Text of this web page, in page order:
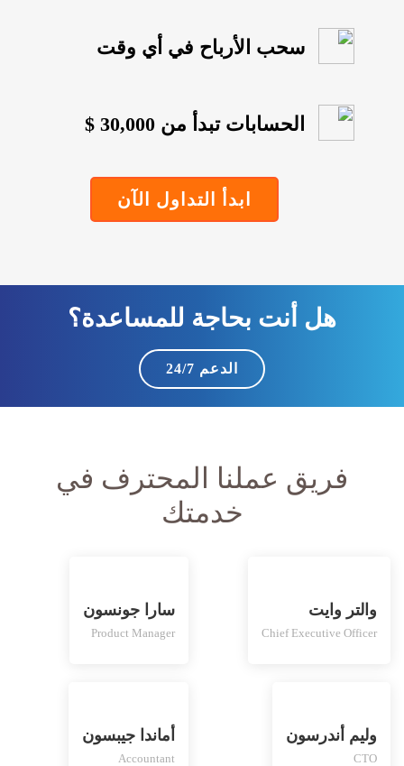
سحب الأرباح في أي وقت
الحسابات تبدأ من 30,000 $
ابدأ التداول الآن
هل أنت بحاجة للمساعدة؟
الدعم 24/7
فريق عملنا المحترف في
خدمتك
والتر وايت
Chief Executive Officer
سارا جونسون
Product Manager
وليم أندرسون
CTO
أماندا جيبسون
Accountant